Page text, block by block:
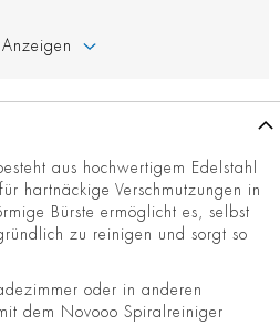
aus hochwertigem Edelstahl
hartnäckige Verschmutzungen in
Bürste ermöglicht es, selbst
zu reinigen und sorgt so
oder in anderen
dem Novooo Spiralreiniger